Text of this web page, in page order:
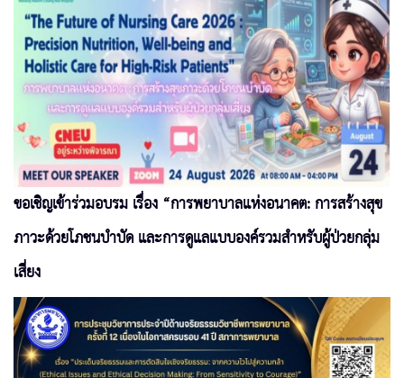
ขอเชิญเข้าร่วมอบรม เรื่อง “การพยาบาลแห่งอนาคต: การสร้างสุข
ภาวะด้วยโภชนบำบัด และการดูแลแบบองค์รวมสำหรับผู้ป่วยกลุ่ม
เสี่ยง